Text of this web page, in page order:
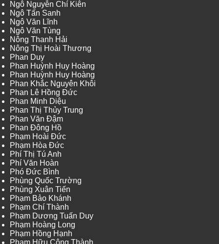
Ngô Nguyễn Chí Kiên
Ngô Tấn Sanh
Ngô Văn Lĩnh
Ngô Văn Tùng
Nông Thanh Hải
Nông Thị Hoài Thương
Phan Duy
Phan Huỳnh Huy Hoàng
Phan Huỳnh Huy Hoàng
Phan Khắc Nguyên Khôi
Phan Lê Hồng Đức
Phan Minh Diệu
Phan Thị Thủy Trung
Phan Văn Đậm
Phan Đông Hồ
Phạm Hoài Đức
Phạm Hòa Đức
Phí Thị Tú Anh
Phí Văn Hoàn
Phó Đức Bình
Phùng Quốc Trường
Phùng Xuân Tiến
Phạm Bảo Khánh
Phạm Chí Thành
Phạm Dương Tuấn Duy
Phạm Hoàng Long
Phạm Hồng Hạnh